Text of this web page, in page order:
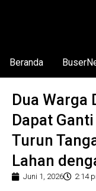
Beranda
Dua Warga
Dapat
Turun
Lahan
Juni 1, 2026 2:14